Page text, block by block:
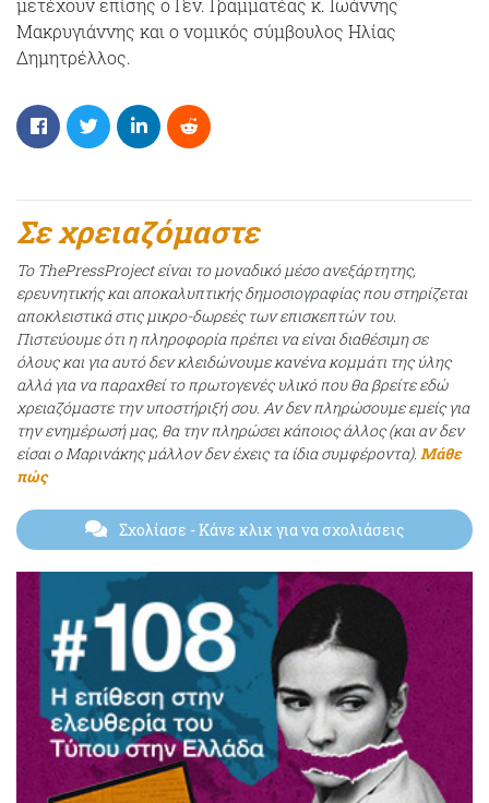
μετέχουν επίσης ο Γεν. Γραμματέας κ. Ιωάννης
Μακρυγιάννης και ο νομικός σύμβουλος Ηλίας
Δημητρέλλος.
Σε χρειαζόμαστε
Το ThePressProject είναι το μοναδικό μέσο ανεξάρτητης,
ερευνητικής και αποκαλυπτικής δημοσιογραφίας που στηρίζεται
αποκλειστικά στις μικρο-δωρεές των επισκεπτών του.
Πιστεύουμε ότι η πληροφορία πρέπει να είναι διαθέσιμη σε
όλους και για αυτό δεν κλειδώνουμε κανένα κομμάτι της ύλης
αλλά για να παραχθεί το πρωτογενές υλικό που θα βρείτε εδώ
χρειαζόμαστε την υποστήριξή σου. Αν δεν πληρώσουμε εμείς για
την ενημέρωσή μας, θα την πληρώσει κάποιος άλλος (και αν δεν
είσαι ο Μαρινάκης μάλλον δεν έχεις τα ίδια συμφέροντα). Μάθε
πώς
Σχολίασε - Κάνε κλικ για να σχολιάσεις